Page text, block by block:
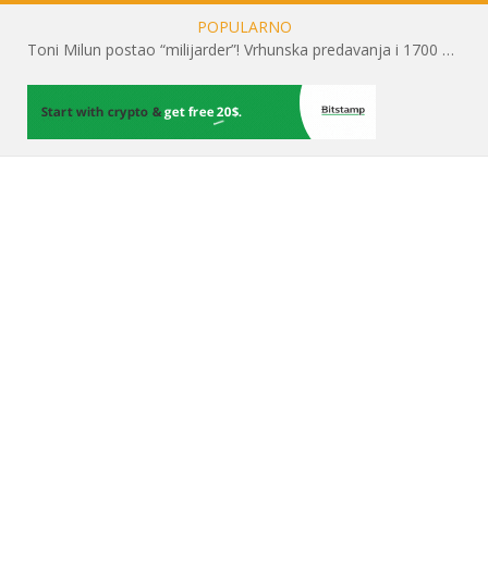
POPULARNO
Toni Milun postao “milijarder”! Vrhunska predavanja i 1700 posjetitelja obilježili su mjesec financijske pismenosti